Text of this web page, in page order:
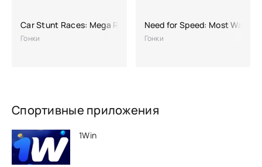
Car Stunt Races: Mega Ramps
Гонки
Need for Speed: Most Wanted
Гонки
Спортивные приложения
1Win